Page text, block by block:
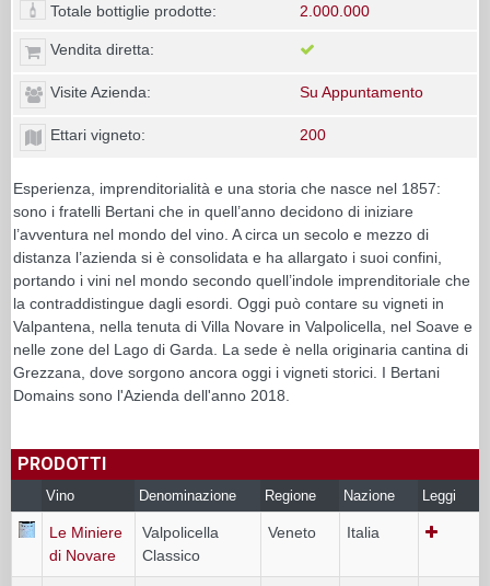
Totale bottiglie prodotte: 2.000.000
Vendita diretta:
Visite Azienda: Su Appuntamento
Ettari vigneto: 200
Esperienza, imprenditorialità e una storia che nasce nel 1857:
sono i fratelli Bertani che in quell’anno decidono di iniziare
l’avventura nel mondo del vino. A circa un secolo e mezzo di
distanza l’azienda si è consolidata e ha allargato i suoi confini,
portando i vini nel mondo secondo quell’indole imprenditoriale che
la contraddistingue dagli esordi. Oggi può contare su vigneti in
Valpantena, nella tenuta di Villa Novare in Valpolicella, nel Soave e
nelle zone del Lago di Garda. La sede è nella originaria cantina di
Grezzana, dove sorgono ancora oggi i vigneti storici. I Bertani
Domains sono l'Azienda dell'anno 2018.
PRODOTTI
Vino Denominazione Regione Nazione Leggi
Le Miniere
di Novare
Valpolicella
Classico
Veneto Italia